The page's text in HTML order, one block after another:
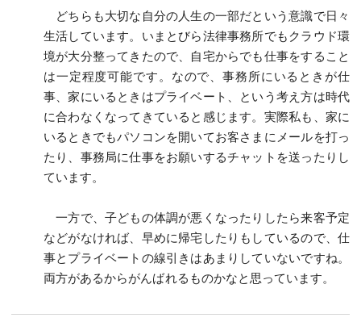
どちらも大切な自分の人生の一部だという意識で日々
生活しています。いまとびら法律事務所でもクラウド環
境が大分整ってきたので、自宅からでも仕事をすること
は一定程度可能です。なので、事務所にいるときが仕
事、家にいるときはプライベート、という考え方は時代
に合わなくなってきていると感じます。実際私も、家に
いるときでもパソコンを開いてお客さまにメールを打っ
たり、事務局に仕事をお願いするチャットを送ったりし
ています。
一方で、子どもの体調が悪くなったりしたら来客予定
などがなければ、早めに帰宅したりもしているので、仕
事とプライベートの線引きはあまりしていないですね。
両方があるからがんばれるものかなと思っています。